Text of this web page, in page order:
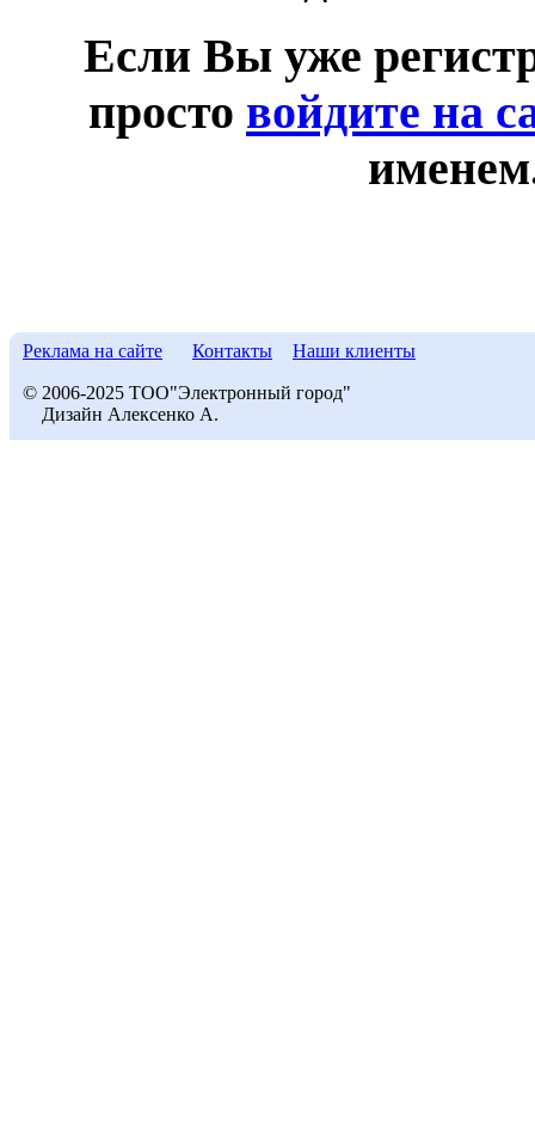
Если Вы уже
просто войдите на
Реклама на сайте Контакты Наши клиенты
© 2006-2025 ТОО"Электронный город"
Дизайн Алексенко А.